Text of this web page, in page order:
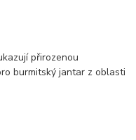
přirozenou
burmitský jantar z oblasti